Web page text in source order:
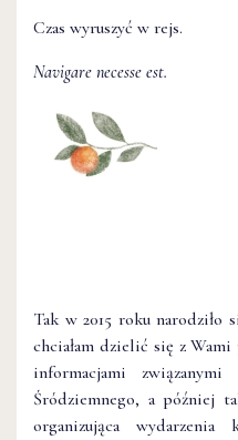
Czas wyruszyć w rejs.
Navigare necesse est.
Tak w 2015 roku
chciałam dzielić się z
informacjami
Śródziemnego, a później
organizująca